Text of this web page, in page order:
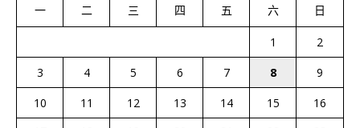
一 二 三 四 五 六 日
1
2
3
4 5 6 7 8
9
10
11 12 13 14 15
16